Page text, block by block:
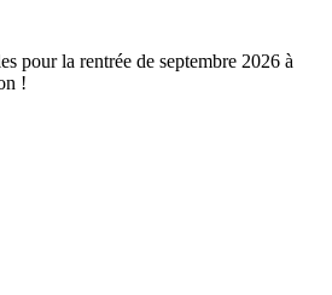
pour la rentrée de septembre 2026 à
!